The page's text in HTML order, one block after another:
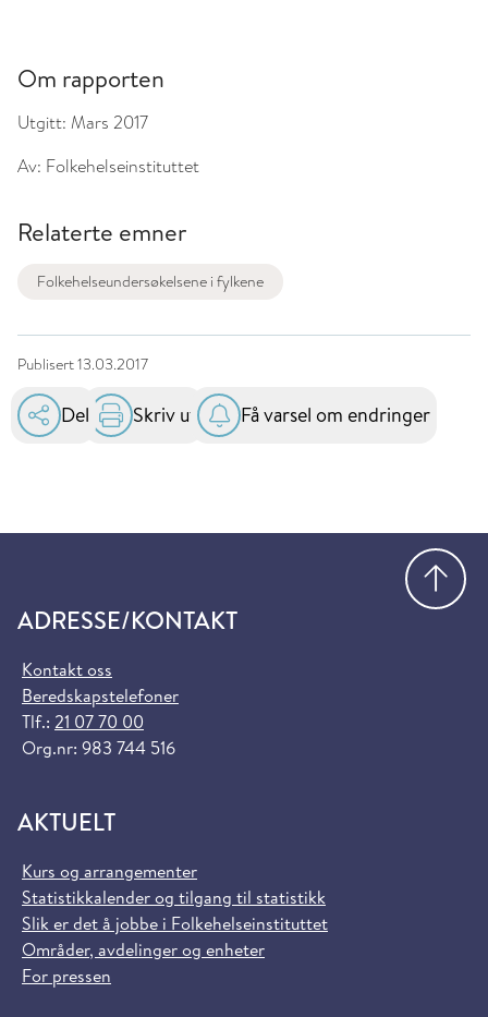
Om rapporten
Utgitt: Mars 2017
Av: Folkehelseinstituttet
Relaterte emner
Folkehelseundersøkelsene i fylkene
Publisert13.03.2017
Del Skriv ut Få varsel om endringer
ADRESSE/KONTAKT
Kontakt oss
Beredskapstelefoner
Tlf.: 21 07 70 00
Org.nr: 983 744 516
AKTUELT
Kurs og arrangementer
Statistikkalender og tilgang til statistikk
Slik er det å jobbe i Folkehelseinstituttet
Områder, avdelinger og enheter
For pressen